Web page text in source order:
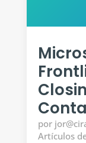
por
Artículos